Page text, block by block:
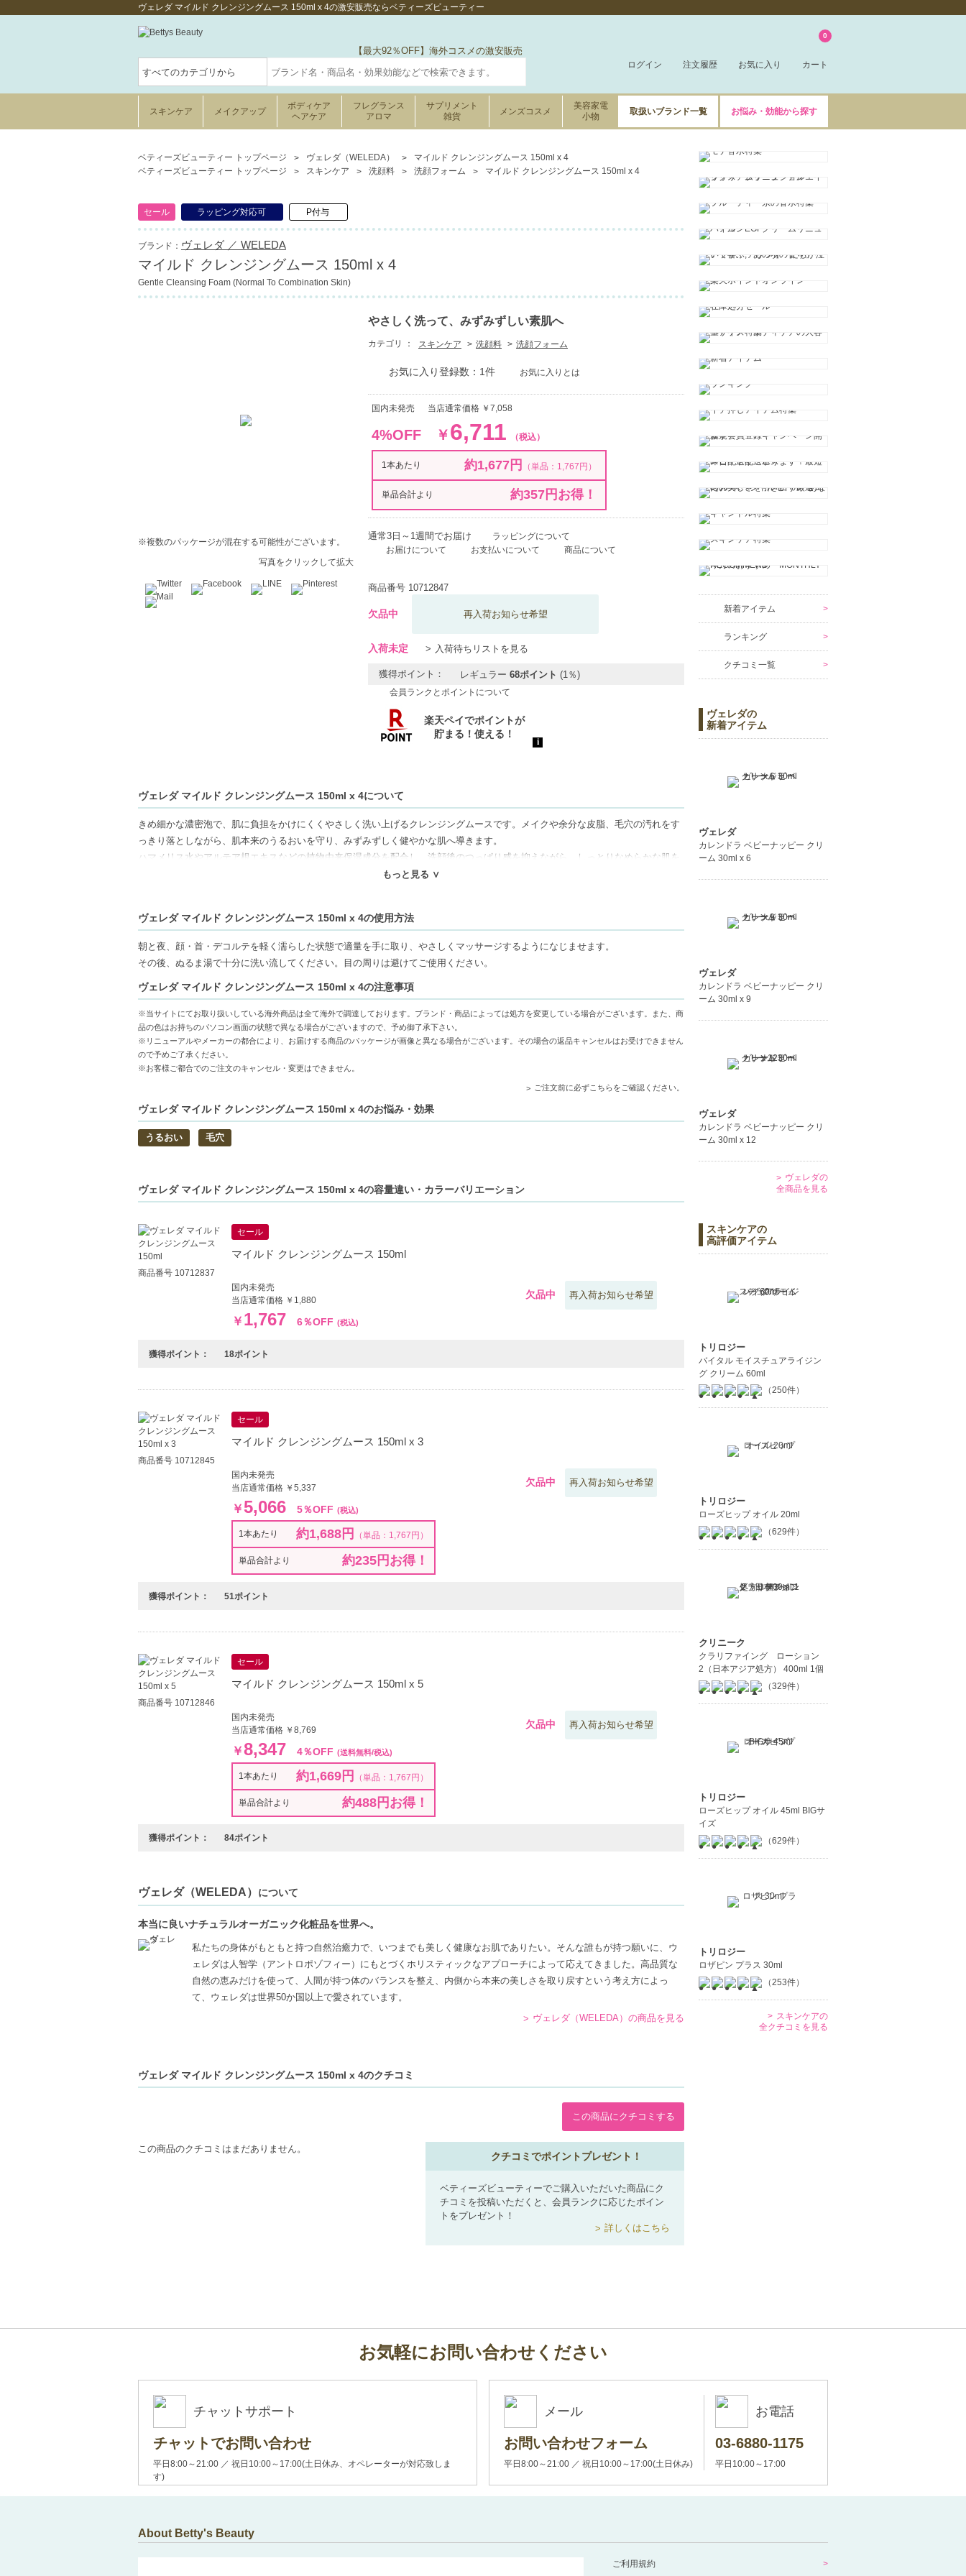
ヴェレダ マイルド クレンジングムース 150ml x 4の激安販売ならベティーズビューティー
【最大92％OFF】海外コスメの激安販売
ログイン 注文履歴 お気に入り カート
0
スキンケア メイクアップ
ボディケア
ヘアケア
フレグランス
アロマ
サプリメント
雑貨
メンズコスメ
美容家電
小物
取扱いブランド一覧 お悩み・効能から探す
ベティーズビューティー トップページ ヴェレダ（WELEDA）
マイルド クレンジングムース 150ml x 4
ベティーズビューティー トップページ
スキンケア 洗顔料 洗顔フォーム マイルド クレンジングムース 150ml x 4
セール ラッピング対応可 P付与
ブランド： ヴェレダ ／ WELEDA
マイルド クレンジングムース 150ml x 4
Gentle Cleansing Foam (Normal To Combination Skin)
※複数のパッケージが混在する可能性がございます。
写真をクリックして拡大
やさしく洗って、みずみずしい素肌へ
カテゴリ ： スキンケア 洗顔料 洗顔フォーム
お気に入り登録数：1件 お気に入りとは
国内未発売 当店通常価格 ￥7,058
4%OFF ￥6,711 （税込）
1本あたり 約1,677円 （単品：1,767円）
単品合計より 約357円お得！
通常3日～1週間でお届け
ラッピングについて
お届けについて
お支払いについて 商品について
商品番号 10712847
欠品中 再入荷お知らせ希望
入荷未定 入荷待ちリストを見る
獲得ポイント： レギュラー 68ポイント (1％)
会員ランクとポイントについて
ヴェレダ マイルド クレンジングムース 150ml x 4について
きめ細かな濃密泡で、肌に負担をかけにくくやさしく洗い上げるクレンジングムースです。メイクや余分な皮脂、毛穴の汚れをす
っきり落としながら、肌本来のうるおいを守り、みずみずしく健やかな肌へ導きます。
ハマメリス水やアルテア根エキスなどの植物由来保湿成分を配合し、洗顔後のつっぱり感を抑えながら、しっとりなめらかな肌を
キープ。さらに、レモン・ラベンダー・オレンジ由来の天然エッセンシャルオイルが、毎日の洗顔時間を心地よいリフレッシュタ
スキンケアのファーストステップにおすすめの洗顔料です。
【商品の特徴】
植物由来の保湿成分配合-ハマメリス水やアルテア根エキスが肌のうるおいを保ち、洗顔後もしっとりとなめらかにキープ。
に。
【こんな方へおすすめ】
やさしい洗顔で肌のうるおいを守りたい方
もっと見る ∨
ヴェレダ マイルド クレンジングムース 150ml x 4の使用方法
朝と夜、顔・首・デコルテを軽く濡らした状態で適量を手に取り、やさしくマッサージするようになじませます。
その後、ぬるま湯で十分に洗い流してください。目の周りは避けてご使用ください。
ヴェレダ マイルド クレンジングムース 150ml x 4の注意事項
※当サイトにてお取り扱いしている海外商品は全て海外で調達しております。ブランド・商品によっては処方を変更している場合がございます。また、商
品の色はお持ちのパソコン画面の状態で異なる場合がございますので、予め御了承下さい。
※リニューアルやメーカーの都合により、お届けする商品のパッケージが画像と異なる場合がございます。その場合の返品キャンセルはお受けできません
ので予めご了承ください。
※お客様ご都合でのご注文のキャンセル・変更はできません。
ご注文前に必ずこちらをご確認ください。
ヴェレダ マイルド クレンジングムース 150ml x 4のお悩み・効果
うるおい 毛穴
ヴェレダ マイルド クレンジングムース 150ml x 4の容量違い・カラーバリエーション
商品番号 10712837
セール
マイルド クレンジングムース 150ml
国内未発売
当店通常価格 ￥1,880
￥ 1,767 6％OFF (税込)
欠品中 再入荷お知らせ希望
獲得ポイント： 18ポイント
商品番号 10712845
セール
マイルド クレンジングムース 150ml x 3
国内未発売
当店通常価格 ￥5,337
￥5,066 5％OFF (税込)
1本あたり 約1,688円 （単品：1,767円）
単品合計より 約235円お得！
欠品中 再入荷お知らせ希望
獲得ポイント： 51ポイント
商品番号 10712846
セール
マイルド クレンジングムース 150ml x 5
国内未発売
当店通常価格 ￥8,769
￥8,347 4％OFF (送料無料/税込)
1本あたり 約1,669円 （単品：1,767円）
単品合計より 約488円お得！
欠品中 再入荷お知らせ希望
獲得ポイント： 84ポイント
ヴェレダ（WELEDA） について
本当に良いナチュラルオーガニック化粧品を世界へ。
私たちの身体がもともと持つ自然治癒力で、いつまでも美しく健康なお肌でありたい。そんな誰もが持つ願いに、ウ
ェレダは人智学（アントロポゾフィー）にもとづくホリスティックなアプローチによって応えてきました。高品質な
自然の恵みだけを使って、人間が持つ体のバランスを整え、内側から本来の美しさを取り戻すという考え方によっ
て、ウェレダは世界50か国以上で愛されています。
ヴェレダ（WELEDA）の商品を見る
ヴェレダ マイルド クレンジングムース 150ml x 4のクチコミ
この商品にクチコミする
この商品のクチコミはまだありません。
クチコミでポイントプレゼント！
ベティーズビューティーでご購入いただいた商品にク
チコミを投稿いただくと、会員ランクに応じたポイン
トをプレゼント！
詳しくはこちら
新着アイテム
ランキング
クチコミ一覧
ヴェレダの
新着アイテム
ヴェレダ
カレンドラ ベビーナッピー クリ
ーム 30ml x 6
ヴェレダ
カレンドラ ベビーナッピー クリ
ーム 30ml x 9
ヴェレダ
カレンドラ ベビーナッピー クリ
ーム 30ml x 12
ヴェレダの
全商品を見る
スキンケアの
高評価アイテム
トリロジー
バイタル モイスチュアライジン
グ クリーム 60ml
（250件）
トリロジー
ローズヒップ オイル 20ml
（629件）
クリニーク
クラリファイング ローション
2（日本アジア処方） 400ml 1個
（329件）
トリロジー
ローズヒップ オイル 45ml BIGサ
イズ
（629件）
トリロジー
ロザピン プラス 30ml
（253件）
スキンケアの
全クチコミを見る
お気軽にお問い合わせください
チャットサポート
チャットでお問い合わせ
平日8:00～21:00 ／ 祝日10:00～17:00(土日休み、オペレーターが対応致しま
す)
メール
お問い合わせフォーム
平日8:00～21:00 ／ 祝日10:00～17:00(土日休み)
お電話
03-6880-1175
平日10:00～17:00
About Betty's Beauty
ご利用規約